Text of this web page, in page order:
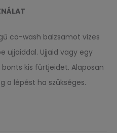
co-wash balzsamot vizes
ujjaiddal. Ujjaid vagy egy
kis fürtjeidet. Alaposan
a lépést ha szükséges.